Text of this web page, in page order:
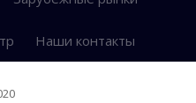
Наши контакты